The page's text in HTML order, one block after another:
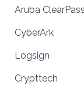
Aruba ClearPass
CyberArk
Logsign
Crypttech